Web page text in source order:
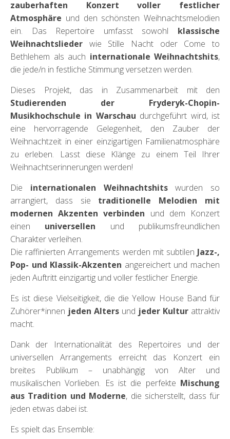
zauberhaften Konzert voller festlicher
Atmosphäre und den schönsten Weihnachtsmelodien
ein. Das Repertoire umfasst sowohl klassische
Weihnachtslieder wie Stille Nacht oder Come to
Bethlehem als auch internationale Weihnachtshits,
die jede/n in festliche Stimmung versetzen werden.
Dieses Projekt, das in Zusammenarbeit mit den
Studierenden der Fryderyk-Chopin-
Musikhochschule in Warschau durchgeführt wird, ist
eine hervorragende Gelegenheit, den Zauber der
Weihnachtzeit in einer einzigartigen Familienatmosphäre
zu erleben. Lasst diese Klänge zu einem Teil Ihrer
Weihnachtserinnerungen werden!
Die internationalen Weihnachtshitswurden so
arrangiert, dass sie traditionelle Melodien mit
modernen Akzenten verbinden und dem Konzert
einen universellen und publikumsfreundlichen
Charakter verleihen.
Die raffinierten Arrangements werden mit subtilen Jazz-,
Pop- und Klassik-Akzenten angereichert und machen
jeden Auftritt einzigartig und voller festlicher Energie.
Es ist diese Vielseitigkeit, die die Yellow House Band für
Zuhörer*innen jeden Alters und jeder Kultur attraktiv
macht.
Dank der Internationalität des Repertoires und der
universellen Arrangements erreicht das Konzert ein
breites Publikum – unabhängig von Alter und
musikalischen Vorlieben. Es ist die perfekte Mischung
aus Tradition und Moderne, die sicherstellt, dass für
jeden etwas dabei ist.
Es spielt das Ensemble: